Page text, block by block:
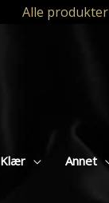
Alle produkter
Klær Annet